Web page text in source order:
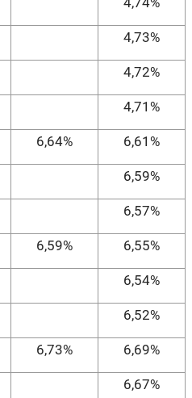
4,73%
4,72%
4,71%
6,64% 6,61%
6,59%
6,57%
6,59% 6,55%
6,54%
6,52%
6,73% 6,69%
6,67%